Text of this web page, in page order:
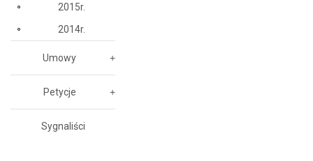
2015r.
2014r.
Umowy
Petycje
Sygnaliści